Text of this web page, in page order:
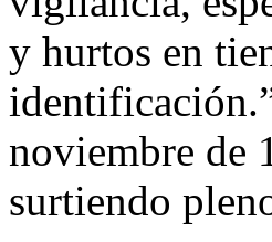
y hurtos en
noviembre de
surtiendo